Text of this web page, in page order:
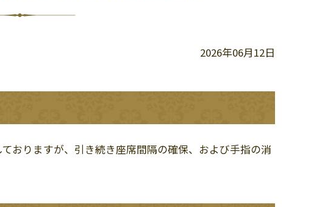
2026年06月12日
おりますが、引き続き座席間隔の確保、および手指の消